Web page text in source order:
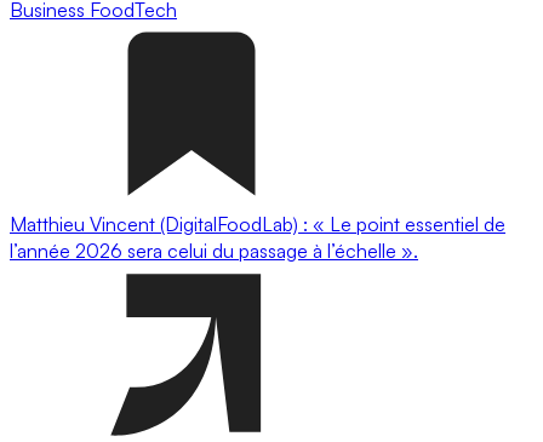
Business FoodTech
Matthieu Vincent (DigitalFoodLab) : « Le point essentiel de
l’année 2026 sera celui du passage à l’échelle ».